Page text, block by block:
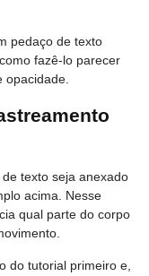
pedaço de texto
fazê-lo parecer
opacidade.
texto seja anexado
acima. Nesse
qual parte do corpo
do tutorial primeiro e,